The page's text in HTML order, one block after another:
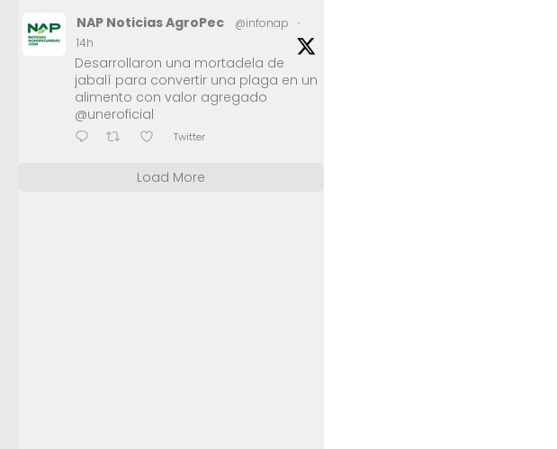
NAP Noticias AgroPec @infonap
·
14h
Desarrollaron una mortadela de
jabalí para convertir una plaga en un
alimento con valor agregado
@uneroficial
Twitter
Load More